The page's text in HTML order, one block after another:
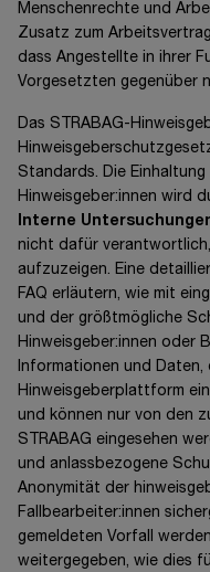
Menschenrechte und
Zusatz zum
dass Angestellte in ihrer
Vorgesetzten gegenüber
Das STRABAG-
Standards. Die
Hinweisgeber:innen wird
Interne
nicht dafür
aufzuzeigen. Eine
FAQ erläutern, wie mit
und der größtmögliche
Hinweisgeber:innen oder
Informationen und Daten,
Hinweisgeberplattform
und können nur von den
STRABAG eingesehen
und anlassbezogene
Anonymität der
Fallbearbeiter:innen
gemeldeten Vorfall
weitergegeben, wie dies